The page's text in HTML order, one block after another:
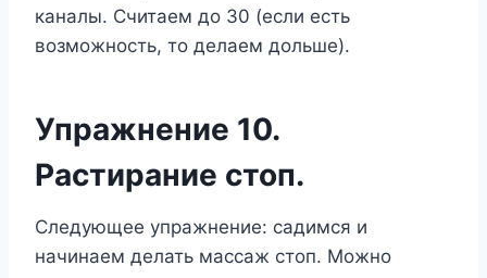
каналы. Считаем до 30 (если есть
возможность, то делаем дольше).
Упражнение 10.
Растирание стоп.
Следующее упражнение: садимся и
начинаем делать массаж стоп. Можно